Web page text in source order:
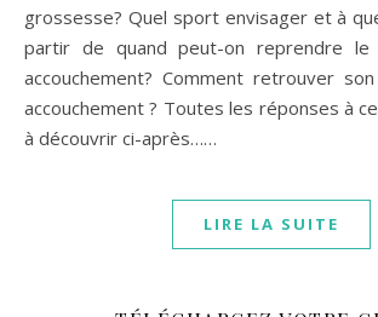
grossesse? Quel sport envisager et à
partir de quand peut-on reprendre
accouchement? Comment retrouver
accouchement ? Toutes les réponses à
à découvrir ci-après……
LIRE LA SUITE